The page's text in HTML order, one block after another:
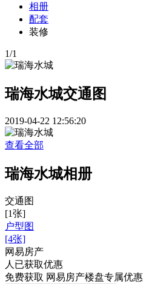
相册
配套
装修
1/1
瑞海水城交通图
2019-04-22 12:56:20
查看全部
瑞海水城相册
交通图
[1张]
户型图
[4张]
网易房产
人已获取优惠
免费获取 网易房产楼盘专属优惠